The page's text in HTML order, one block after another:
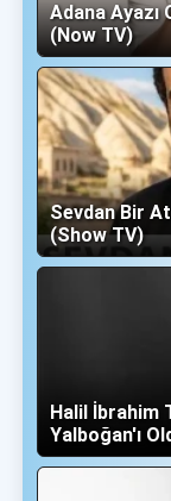
Adana
(Now TV)
Sevdan Bir
(Show TV)
Halil İbrahim
Yalboğan'ı